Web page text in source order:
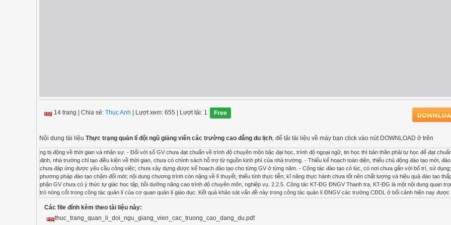
14 trang Chia sẻ: Thục Anh | Lượt xem: 655 | Lượt tải: 1 Free
Nội dung tài liệu Thực trạng quản lí đội ngũ giảng viên các trường cao đẳng du lịch, để tải tài liệu về máy bạn click vào nút DOWNLOAD ở trên
ng bị động về thời gian và nhân sự. - Đối với số GV chưa đạt chuẩn về trình độ chuyên môn bậc đại học, trình độ ngoại ngữ, tin học thì bản thân phải tự học để đạt
định, nhà trường chỉ tạo điều kiện về thời gian, chưa có chính sách hỗ trợ từ nguồn kinh phí của nhà trường. - Thiếu kế hoạch toàn diện, thiếu chủ động đào tạo mới,
chưa đáp ứng được yêu cầu công việc; chưa xây dựng được kế hoạch đào tạo cho từng GV ở từng năm. - Công tác đào tạo có lúc, có nơi chưa gắn với bố trí, sử
phương pháp đào tạo chậm đổi mới; nội dung chương trình còn nặng về lí thuyết, thiếu tính thực tiễn; kĩ năng thực hành chưa tốt nên chất lượng và hiệu quả đào tạo
phận GV chưa có ý thức tự giác học tập, bồi dưỡng nâng cao trình độ chuyên môn, nghiệp vụ. 2.2.5. Công tác KT-ĐG ĐNGV Thanh tra, KT-ĐG là một nội dung quan
trò nòng cốt trong công tác quản lí của cơ quan quản lí giáo dục. Kết quả khảo sát vấn đề này trong công tác quản lí ĐNGV các trường CĐDL ở bối cảnh hiện nay được
ĐTB Độ lệch chuẩn Xếp hạng 1 Xây dựng kế hoạch KT-ĐG và triển khai đánh giá ĐNGV theo tiêu chuẩn chức danh nghề nghiệp 2,00 5,00 4,07 ,68682 1 2 Đánh giá
quy trình 2,00 5,00 3,91 ,72372 2 3 Đánh giá ĐNGV đảm bảo tính trung thực, khách quan, toàn diện, khoa học, dân chủ và công bằng 1,00 5,00 3,89 ,77039 4 4 KT-ĐG
Các file đính kèm theo tài liệu này:
thuc_trang_quan_li_doi_ngu_giang_vien_cac_truong_cao_dang_du.pdf